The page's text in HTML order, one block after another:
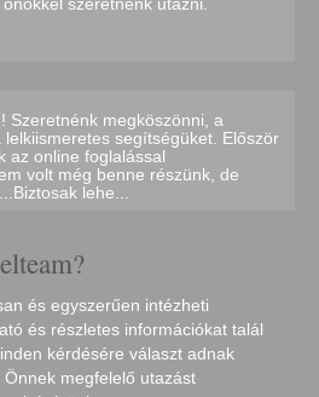
szeretnénk utazni.
Szeretnénk megköszönni, a
segítségüket. Először
az online foglalással
volt még benne részünk, de
lehe...
és egyszerűen intézheti
és részletes információkat talál
kérdésére választ adnak
megfelelő utazást